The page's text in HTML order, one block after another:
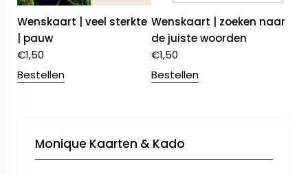
Wenskaart | veel sterkte
| pauw
€1,50
Bestellen
Wenskaart | zoeken naar
de juiste woorden
€1,50
Bestellen
Monique Kaarten & Kado